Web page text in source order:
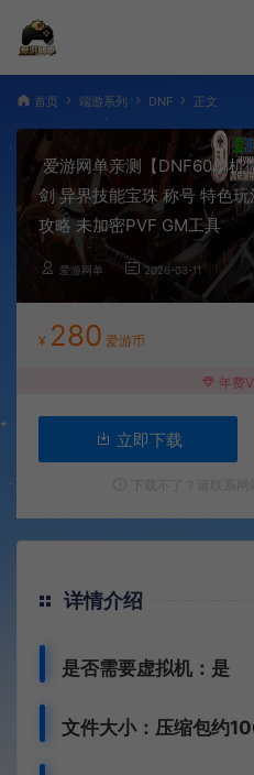
首页 端游系列 DNF 正文
爱游网单亲测【DNF60单机
剑 异界技能宝珠 称号 特色
攻略 未加密PVF GM工具
爱游网单 2026-03-11
¥ 280 爱游币
年费
立即下载
详情介绍
是否需要虚拟机：是
文件大小：压缩包约